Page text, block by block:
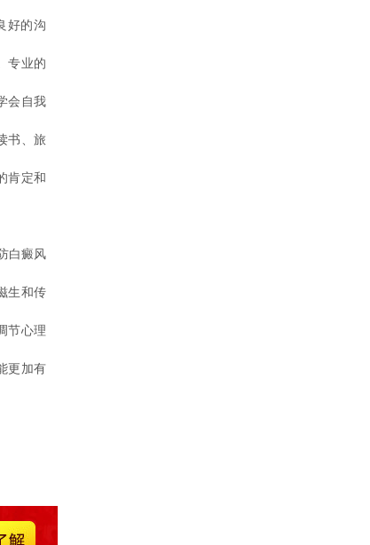
好的沟
专业的
会自我
书、旅
肯定和
白癜风
生和传
节心理
更加有